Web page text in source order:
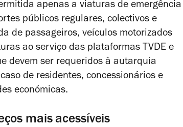
apenas a viaturas de emergência
públicos regulares, colectivos e
de passageiros, veículos motorizados
ao serviço das plataformas TVDE e
devem ser requeridos à autarquia
de residentes, concessionários e
económicas.
mais acessíveis